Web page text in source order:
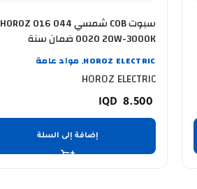
سبوت COB شمسي HOROZ 016 044
0020 20W-3000K ضمان سنة
HOROZ ELECTRIC
, مواد عامة
HOROZ ELECTRIC
8.500
إضافة إلى السلة